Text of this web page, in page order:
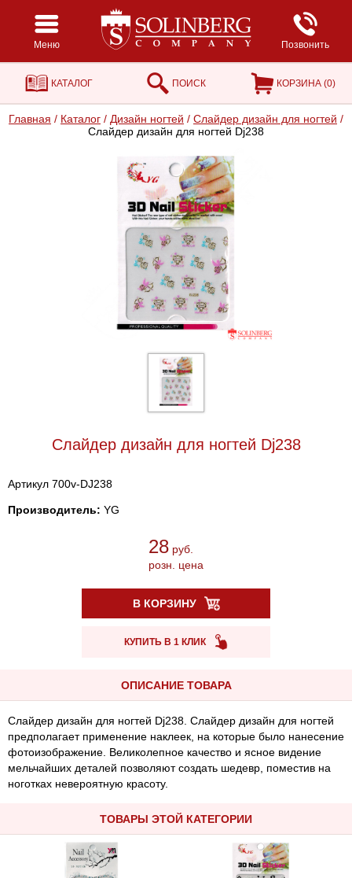
Меню Позвонить
КАТАЛОГ ПОИСК КОРЗИНА (0)
Главная / Каталог / Дизайн ногтей / Cлайдер дизайн для ногтей /
Cлайдер дизайн для ногтей Dj238
Cлайдер дизайн для ногтей Dj238
Артикул 700v-DJ238
Производитель: YG
28 руб.
розн. цена
В КОРЗИНУ
КУПИТЬ В 1 КЛИК
ОПИСАНИЕ ТОВАРА
Cлайдер дизайн для ногтей Dj238. Слайдер дизайн для ногтей
предполагает применение наклеек, на которые было нанесение
фотоизображение. Великолепное качество и ясное видение
мельчайших деталей позволяют создать шедевр, поместив на
ноготках невероятную красоту.
ТОВАРЫ ЭТОЙ КАТЕГОРИИ